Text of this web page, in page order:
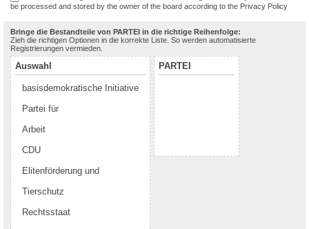
be processed and stored by the owner of the board according to the Privacy Policy
Bringe die Bestandteile von PARTEI in die richtige Reihenfolge:
Zieh die richtigen Optionen in die korrekte Liste. So werden automatisierte
Registrierungen vermieden.
Auswahl
basisdemokratische Initiative
Partei für
Arbeit
CDU
Elitenförderung und
Tierschutz
Rechtsstaat
PARTEI